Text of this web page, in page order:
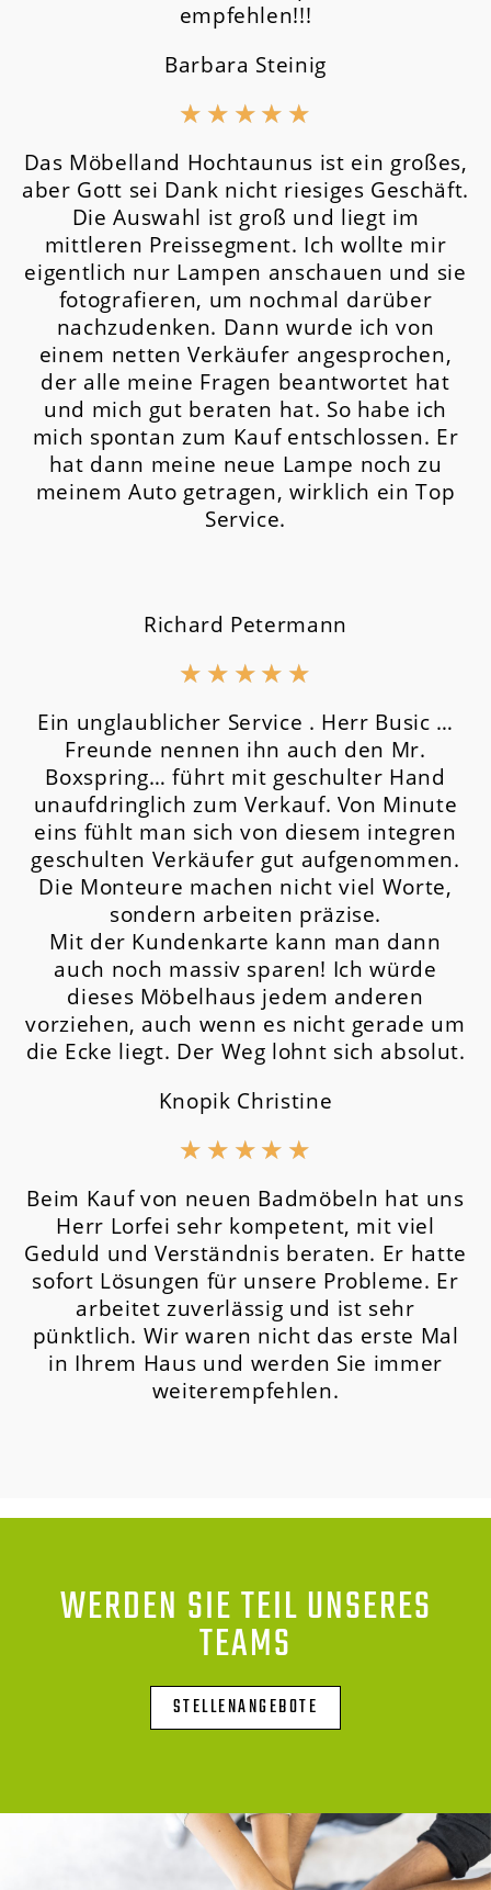
empfehlen!!!
Barbara Steinig
★ ★ ★ ★ ★
Das Möbelland Hochtaunus ist ein großes,
aber Gott sei Dank nicht riesiges Geschäft.
Die Auswahl ist groß und liegt im
mittleren Preissegment. Ich wollte mir
eigentlich nur Lampen anschauen und sie
fotografieren, um nochmal darüber
nachzudenken. Dann wurde ich von
einem netten Verkäufer angesprochen,
der alle meine Fragen beantwortet hat
und mich gut beraten hat. So habe ich
mich spontan zum Kauf entschlossen. Er
hat dann meine neue Lampe noch zu
meinem Auto getragen, wirklich ein Top
Service.
Richard Petermann
★ ★ ★ ★ ★
Ein unglaublicher Service . Herr Busic …
Freunde nennen ihn auch den Mr.
Boxspring… führt mit geschulter Hand
unaufdringlich zum Verkauf. Von Minute
eins fühlt man sich von diesem integren
geschulten Verkäufer gut aufgenommen.
Die Monteure machen nicht viel Worte,
sondern arbeiten präzise.
Mit der Kundenkarte kann man dann
auch noch massiv sparen! Ich würde
dieses Möbelhaus jedem anderen
vorziehen, auch wenn es nicht gerade um
die Ecke liegt. Der Weg lohnt sich absolut.
Knopik Christine
★ ★ ★ ★ ★
Beim Kauf von neuen Badmöbeln hat uns
Herr Lorfei sehr kompetent, mit viel
Geduld und Verständnis beraten. Er hatte
sofort Lösungen für unsere Probleme. Er
arbeitet zuverlässig und ist sehr
pünktlich. Wir waren nicht das erste Mal
in Ihrem Haus und werden Sie immer
weiterempfehlen.
WERDEN SIE TEIL UNSERES
TEAMS
STELLENANGEBOTE